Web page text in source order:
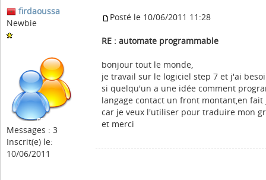
firdaoussa
Newbie
Messages : 3
Inscrit(e) le:
10/06/2011
Posté le 10/06/2011 11:28
RE : automate programmable
bonjour tout le monde,
je travail sur le logiciel step 7 et j'ai
si quelqu'un a une idée comment
langage contact un front montant,en fait
car je veux l'utiliser pour traduire mon
et merci